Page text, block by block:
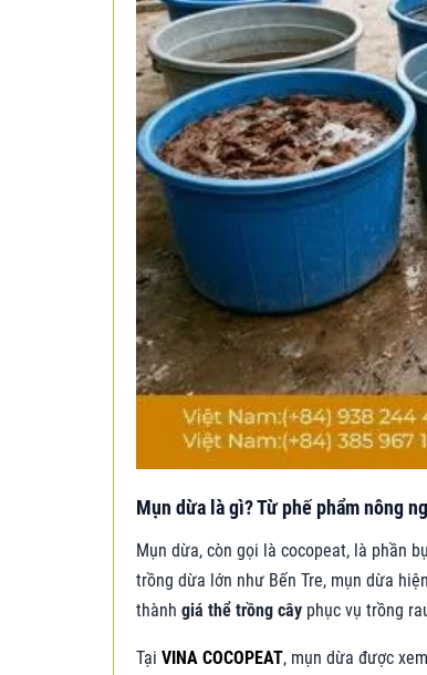
Mụn dừa là gì? Từ phế phẩm nông
Mụn dừa, còn gọi là cocopeat, là phần
trồng dừa lớn như Bến Tre, mụn dừa
thành giá thể trồng cây phục vụ trồng
Tại VINA COCOPEAT, mụn dừa được